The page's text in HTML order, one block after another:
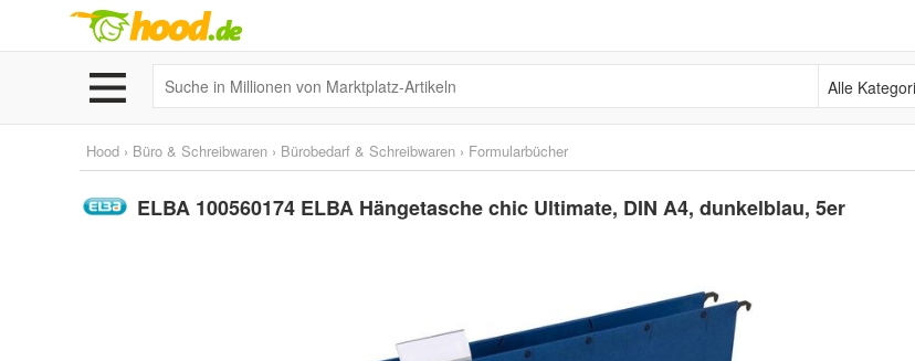
Alle Kategorien
Hood › Büro & Schreibwaren › Bürobedarf & Schreibwaren › Formularbücher
ELBA 100560174 ELBA Hängetasche chic Ultimate, DIN A4, dunkelblau, 5er